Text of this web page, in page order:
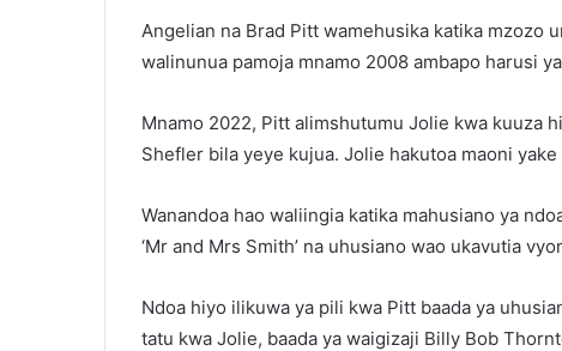
Angelian na Brad Pitt wamehusika katika mzozo
walinunua pamoja mnamo 2008 ambapo harusi
Mnamo 2022, Pitt alimshutumu Jolie kwa kuuza
Shefler bila yeye kujua. Jolie hakutoa maoni
Wanandoa hao waliingia katika mahusiano ya
‘Mr and Mrs Smith’ na uhusiano wao ukavutia
Ndoa hiyo ilikuwa ya pili kwa Pitt baada ya
tatu kwa Jolie, baada ya waigizaji Billy Bob